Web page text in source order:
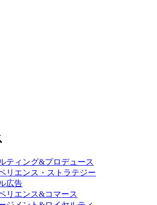
ティング&プロデュース
リエンス・ストラテジー
広告
リエンス&コマース